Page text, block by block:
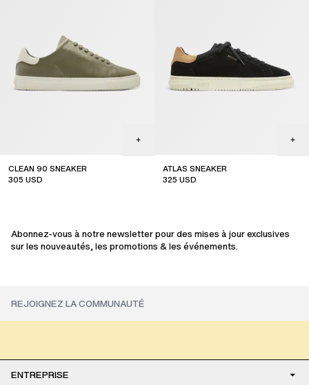
CLEAN 90 SNEAKER
305 USD
ATLAS SNEAKER
325 USD
Abonnez-vous à notre newsletter pour des mises à jour exclusives
sur les nouveautés, les promotions & les événements.
ENTREPRISE